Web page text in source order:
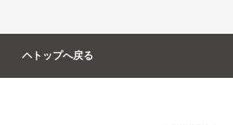
トップへ戻る